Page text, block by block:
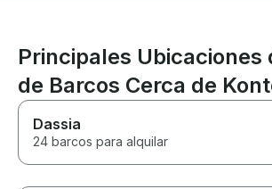
Principales Ubicaciones
de Barcos Cerca de
Dassia
24 barcos para alquilar